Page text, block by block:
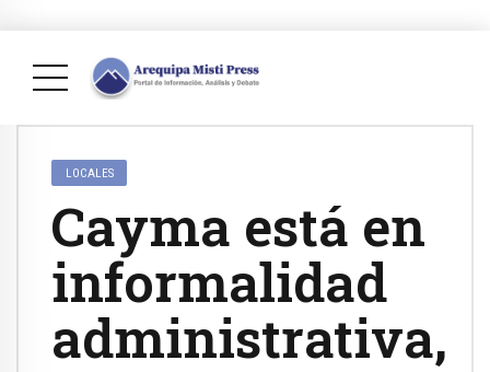
LOCALES
Cayma está en
informalidad
administrativa,